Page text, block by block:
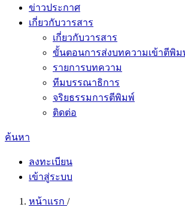
ข่าวประกาศ
เกี่ยวกับวารสาร
เกี่ยวกับวารสาร
ขั้นตอนการส่งบทความเข้าตีพิม
รายการบทความ
ทีมบรรณาธิการ
จริยธรรมการตีพิมพ์
ติดต่อ
ค้นหา
ลงทะเบียน
เข้าสู่ระบบ
หน้าแรก /